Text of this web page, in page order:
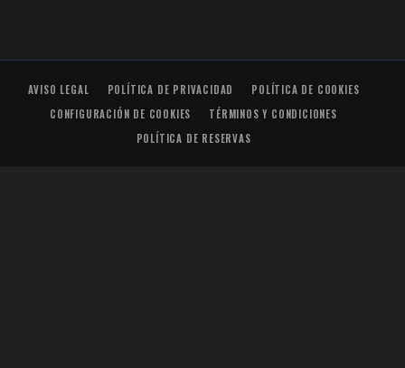
AVISO LEGAL POLÍTICA DE PRIVACIDAD
POLÍTICA DE COOKIES
CONFIGURACIÓN DE COOKIES
TÉRMINOS Y CONDICIONES
POLÍTICA DE RESERVAS